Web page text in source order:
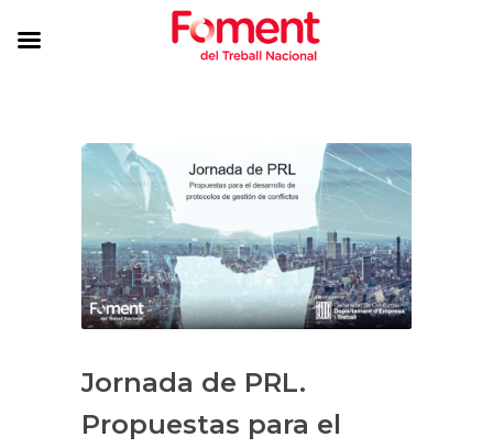
Jornada de PRL.
Propuestas para el